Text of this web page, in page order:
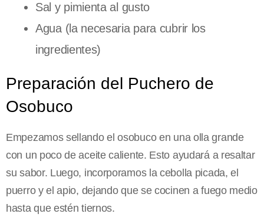
Sal y pimienta al gusto
Agua (la necesaria para cubrir los
ingredientes)
Preparación del Puchero de
Osobuco
Empezamos sellando el osobuco en una olla grande
con un poco de aceite caliente. Esto ayudará a resaltar
su sabor. Luego, incorporamos la cebolla picada, el
puerro y el apio, dejando que se cocinen a fuego medio
hasta que estén tiernos.